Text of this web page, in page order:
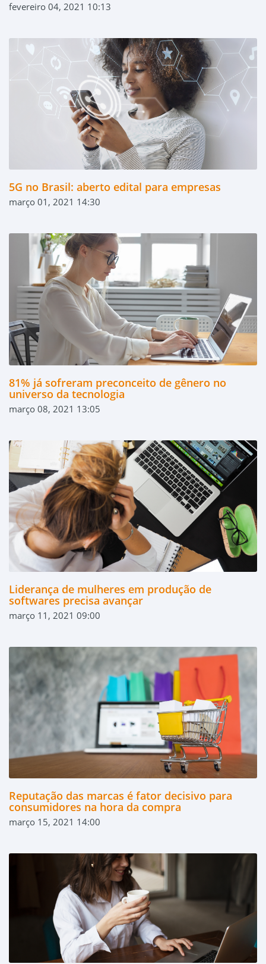
fevereiro 04, 2021 10:13
5G no Brasil: aberto edital para empresas
março 01, 2021 14:30
81% já sofreram preconceito de gênero no
universo da tecnologia
março 08, 2021 13:05
Liderança de mulheres em produção de
softwares precisa avançar
março 11, 2021 09:00
Reputação das marcas é fator decisivo para
consumidores na hora da compra
março 15, 2021 14:00